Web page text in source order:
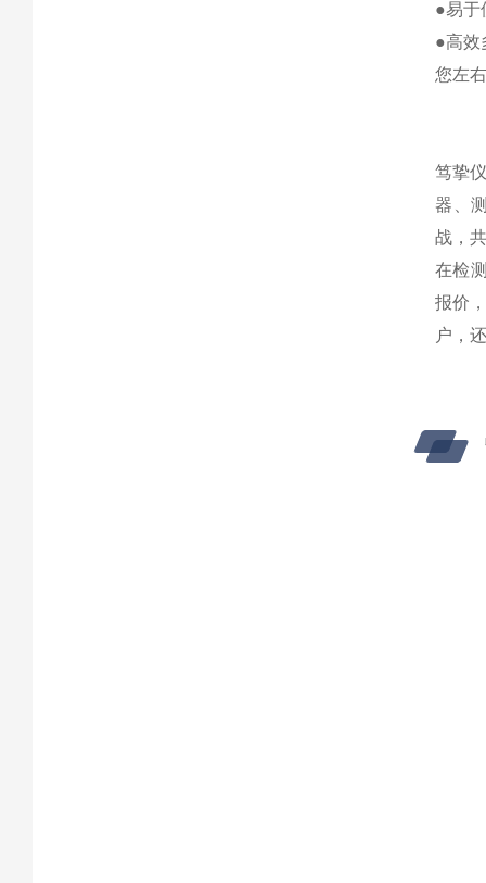
●易于
●高效
您左
笃挚
器、
战，
在检
报价
户，